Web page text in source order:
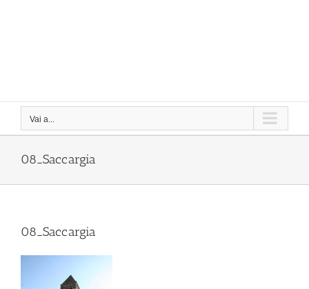
Vai a...
08_Saccargia
08_Saccargia